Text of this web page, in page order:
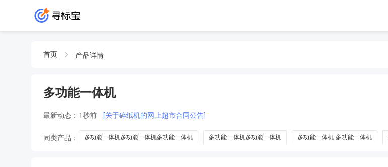
首页 产品详情
多功能一体机
最新动态： 1秒前 [关于碎纸机的网上超市合同公告]
同类产品： 多功能一体机多功能一体机多功能一体机 多功能一体机多功能一体机 多功能一体机-多功能一体机